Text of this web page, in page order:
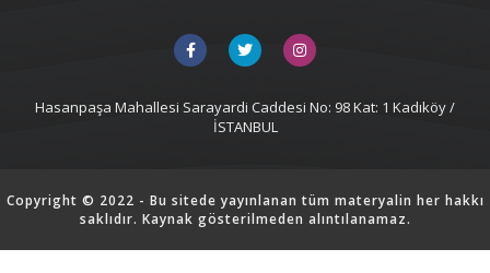
Hasanpaşa Mahallesi Sarayardi Caddesi No: 98 Kat: 1 Kadıköy /
İSTANBUL
Copyright © 2022 - Bu sitede yayınlanan tüm materyalin her hakkı
saklıdır. Kaynak gösterilmeden alıntılanamaz.